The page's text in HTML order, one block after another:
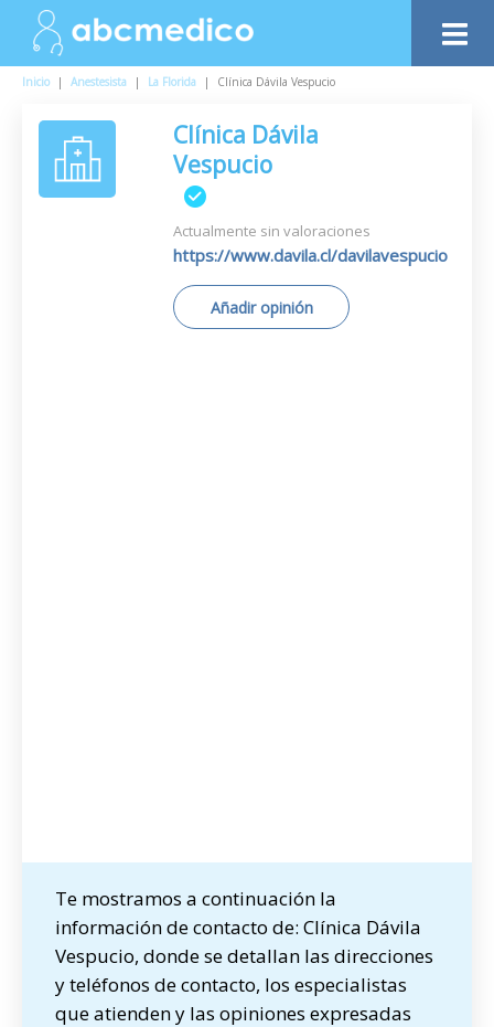
Inicio | Anestesista | La Florida | Clínica Dávila Vespucio
Clínica Dávila
Vespucio
Actualmente sin valoraciones
https://www.davila.cl/davilavespucio
Añadir opinión
Te mostramos a continuación la
información de contacto de: Clínica Dávila
Vespucio, donde se detallan las direcciones
y teléfonos de contacto, los especialistas
que atienden y las opiniones expresadas